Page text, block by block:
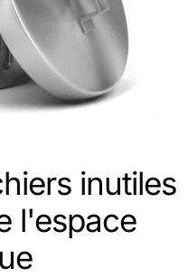
inutiles
l'espace